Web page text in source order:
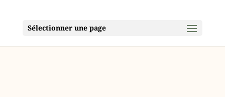
Sélectionner une page